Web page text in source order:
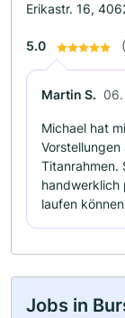
Erikastr. 16,
5.0
Martin S. 06.
Michael hat
Titanrahmen.
handwerklich
laufen
Jobs in